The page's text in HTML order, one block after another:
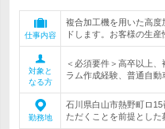
仕事内容
複合加工機を用いた高
ドします。お客様の生
対象と
なる方
＜必須要件＞高卒以上
ラム作成経験、普通自
勤務地
石川県白山市熱野町ロ
ただくことを前提とした